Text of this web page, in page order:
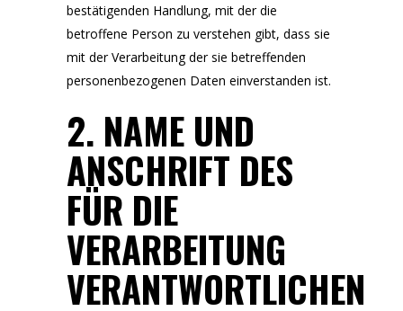
bestätigenden Handlung, mit der die
betroffene Person zu verstehen gibt, dass sie
mit der Verarbeitung der sie betreffenden
personenbezogenen Daten einverstanden ist.
2. NAME UND
ANSCHRIFT DES
FÜR DIE
VERARBEITUNG
VERANTWORTLICHEN